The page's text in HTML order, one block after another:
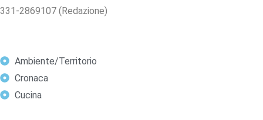
331-2869107 (Redazione)
Ambiente/Territorio
Cronaca
Cucina